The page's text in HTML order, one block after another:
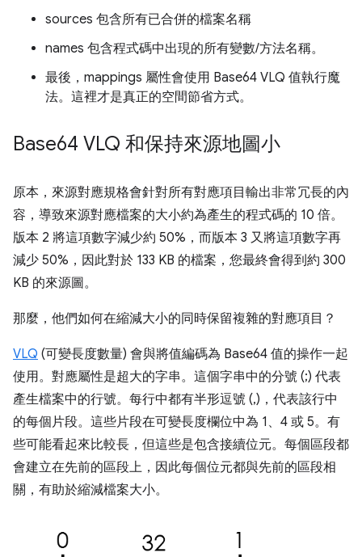
sources 包含所有已合併的檔案名稱
names 包含程式碼中出現的所有變數/方法名稱。
最後，mappings 屬性會使用 Base64 VLQ 值執行魔
法。這裡才是真正的空間節省方式。
Base64 VLQ 和保持來源地圖小
原本，來源對應規格會針對所有對應項目輸出非常冗長的內
容，導致來源對應檔案的大小約為產生的程式碼的 10 倍。
版本 2 將這項數字減少約 50%，而版本 3 又將這項數字再
減少 50%，因此對於 133 KB 的檔案，您最終會得到約 300
KB 的來源圖。
那麼，他們如何在縮減大小的同時保留複雜的對應項目？
VLQ (可變長度數量) 會與將值編碼為 Base64 值的操作一起
使用。對應屬性是超大的字串。這個字串中的分號 (;) 代表
產生檔案中的行號。每行中都有半形逗號 (,)，代表該行中
的每個片段。這些片段在可變長度欄位中為 1、4 或 5。有
些可能看起來比較長，但這些是包含接續位元。每個區段都
會建立在先前的區段上，因此每個位元都與先前的區段相
關，有助於縮減檔案大小。